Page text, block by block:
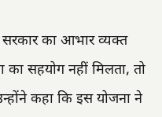
सरकार का आभार व्यक्त
का सहयोग नहीं मिलता, तो
कहा कि इस योजना ने